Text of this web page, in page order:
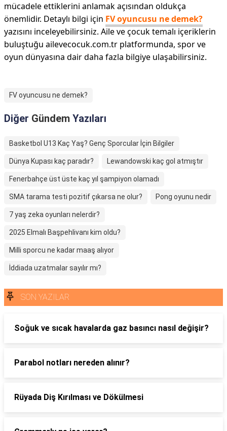
mücadele ettiklerini anlamak açısından oldukça
önemlidir. Detaylı bilgi için FV oyuncusu ne demek?
yazısını inceleyebilirsiniz. Aile ve çocuk temalı içeriklerin
buluştuğu ailevecocuk.com.tr platformunda, spor ve
oyun dünyasına dair daha fazla bilgiye ulaşabilirsiniz.
FV oyuncusu ne demek?
Diğer Gündem Yazıları
Basketbol U13 Kaç Yaş? Genç Sporcular İçin Bilgiler
Dünya Kupası kaç paradır? Lewandowski kaç gol atmıştır
Fenerbahçe üst üste kaç yıl şampiyon olamadı
SMA tarama testi pozitif çıkarsa ne olur? Pong oyunu nedir
7 yaş zeka oyunları nelerdir?
2025 Elmalı Başpehlivanı kim oldu?
Milli sporcu ne kadar maaş alıyor
İddiada uzatmalar sayılır mı?
SON YAZILAR
Soğuk ve sıcak havalarda gaz basıncı nasıl değişir?
Parabol notları nereden alınır?
Rüyada Diş Kırılması ve Dökülmesi